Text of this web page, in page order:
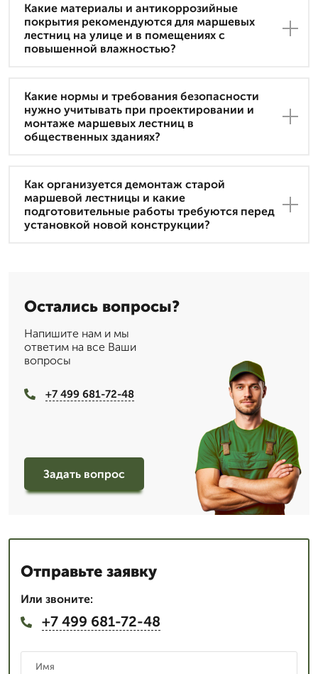
Какие материалы и антикоррозийные
покрытия рекомендуются для маршевых
лестниц на улице и в помещениях с
повышенной влажностью?
Какие нормы и требования безопасности
нужно учитывать при проектировании и
монтаже маршевых лестниц в
общественных зданиях?
Как организуется демонтаж старой
маршевой лестницы и какие
подготовительные работы требуются перед
установкой новой конструкции?
Остались вопросы?
Напишите нам и мы
ответим на все Ваши
вопросы
+7 499 681-72-48
Задать вопрос
Отправьте заявку
Или звоните:
+7 499 681-72-48